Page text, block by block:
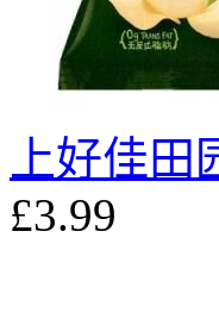
上好佳
£3.99